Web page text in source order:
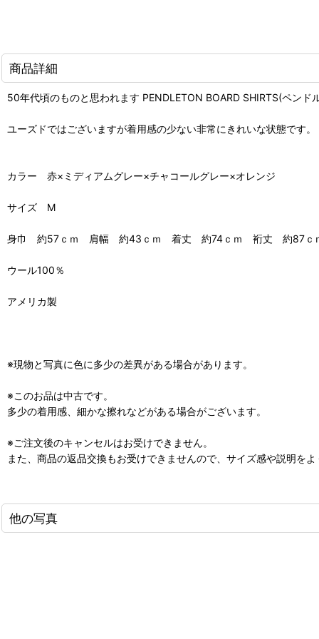
商品詳細
50年代頃のものと思われます PENDLETON BOARD SHIRTS(ペンド
ユーズドではございますが着用感の少ない非常にきれいな状態です。
カラー 赤×ミディアムグレー×チャコールグレー×オレンジ
サイズ M
身巾 約57ｃｍ 肩幅 約43ｃｍ 着丈 約74ｃｍ 裄丈 約87ｃ
ウール100％
アメリカ製
※現物と写真に色に多少の差異がある場合があります。
※このお品は中古です。
多少の着用感、細かな擦れなどがある場合がございます。
※ご注文後のキャンセルはお受けできません。
また、商品の返品交換もお受けできませんので、サイズ感や説明を
他の写真